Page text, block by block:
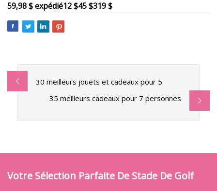
59,98 $ expédié12 $45 $319 $
30 meilleurs jouets et cadeaux pour 5
35 meilleurs cadeaux pour 7 personnes
Votre Sélection Parfaite De Stade De Golf